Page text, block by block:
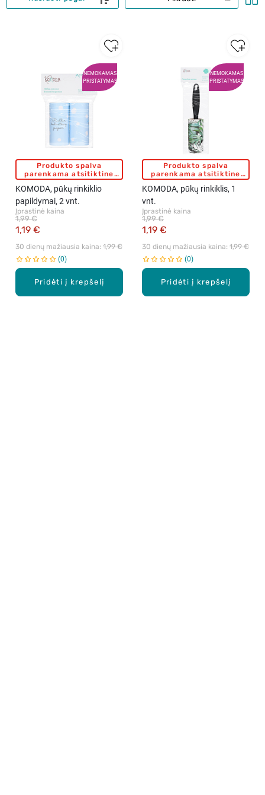
NEMOKAMAS
PRISTATYMAS
Pridėti į krepšelį
Produkto spalva
parenkama atsitiktine
tvarka
KOMODA, pūkų rinkiklio
papildymai, 2 vnt.
Įprastinė kaina
1,19 €
1,99 €
30 dienų mažiausia kaina: 1,99 €
0
NEMOKAMAS
PRISTATYMAS
Pridėti į krepšelį
Produkto spalva
parenkama atsitiktine
tvarka
KOMODA, pūkų rinkiklis, 1
vnt.
Įprastinė kaina
1,19 €
1,99 €
30 dienų mažiausia kaina: 1,99 €
0